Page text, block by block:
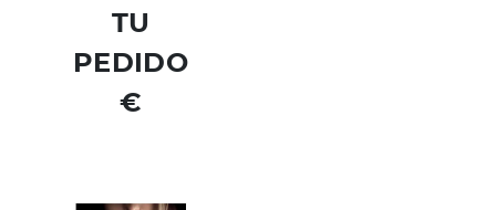
TU
PEDIDO
€